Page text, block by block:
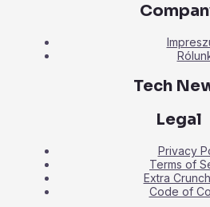
Tech
Legal
Privacy
Terms of
Extra
Code of